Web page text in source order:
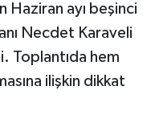
Haziran ayı beşinci
Necdet Karaveli
Toplantıda hem
ilişkin dikkat